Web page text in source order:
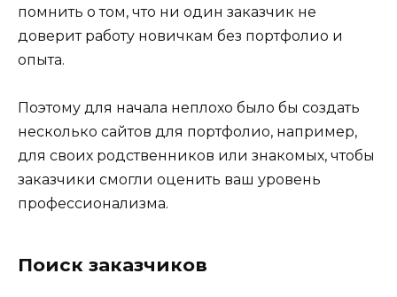
помнить о том, что ни один заказчик не
доверит работу новичкам без портфолио и
опыта.
Поэтому для начала неплохо было бы создать
несколько сайтов для портфолио, например,
для своих родственников или знакомых, чтобы
заказчики смогли оценить ваш уровень
профессионализма.
Поиск заказчиков